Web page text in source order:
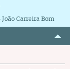
João Carreira Bom